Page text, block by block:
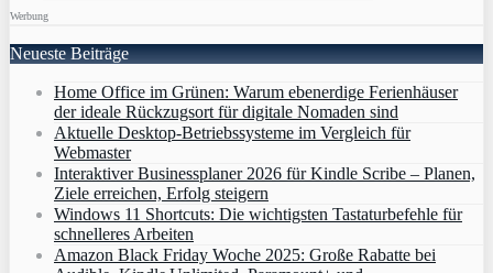
Werbung
Neueste Beiträge
Home Office im Grünen: Warum ebenerdige Ferienhäuser
der ideale Rückzugsort für digitale Nomaden sind
Aktuelle Desktop-Betriebssysteme im Vergleich für
Webmaster
Interaktiver Businessplaner 2026 für Kindle Scribe – Planen,
Ziele erreichen, Erfolg steigern
Windows 11 Shortcuts: Die wichtigsten Tastaturbefehle für
schnelleres Arbeiten
Amazon Black Friday Woche 2025: Große Rabatte bei